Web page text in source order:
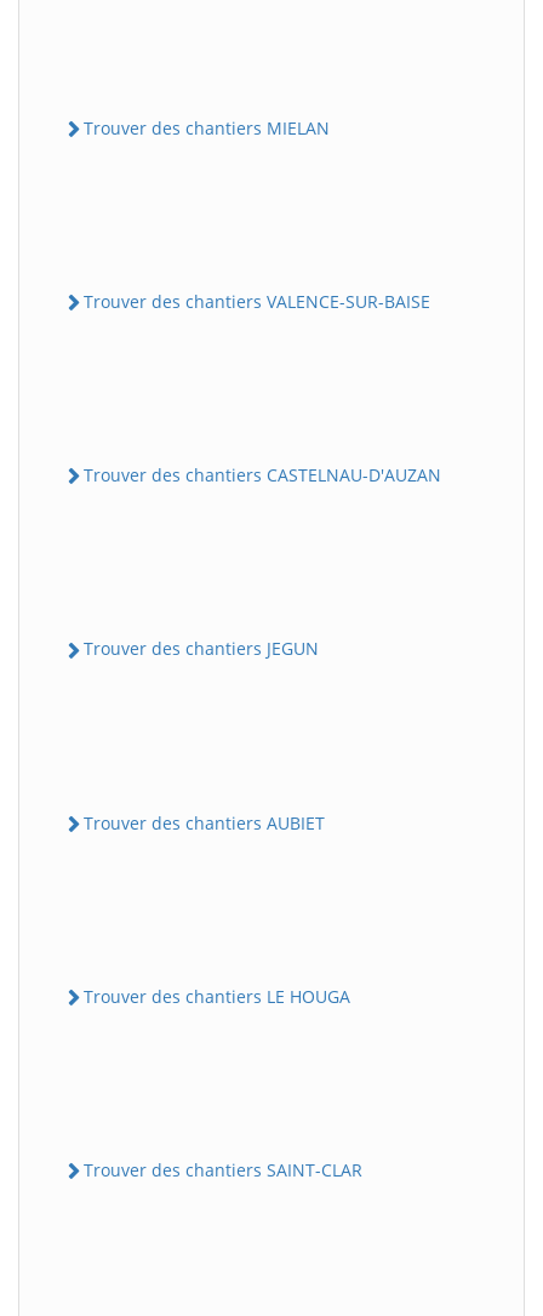
Trouver des chantiers MIELAN
Trouver des chantiers VALENCE-SUR-BAISE
Trouver des chantiers CASTELNAU-D'AUZAN
Trouver des chantiers JEGUN
Trouver des chantiers AUBIET
Trouver des chantiers LE HOUGA
Trouver des chantiers SAINT-CLAR